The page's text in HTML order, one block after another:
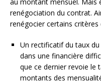
renégociation du contrat.
renégocier certains critères
Un rectificatif du taux
dans une financière
que ce dernier revoie le
montants des